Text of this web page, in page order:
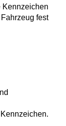
Kennzeichen
fest